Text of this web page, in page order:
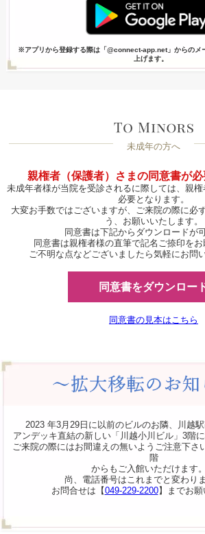
※アプリから登録する際は「@connect-app.net」からのメ
上げます。
未成年の方へ
親権者（保護者）さまの同意書が必
未成年者様が当院を受診されるに際しては、親
必要となります。
大変お手数ではございますが、ご来院の際に必
う、お願いいたします。
同意書は下記からダウンロードが
同意書は親権者様の直筆で記名ご捺印をお
ご不明な点などございましたら気軽にお問
同意書をダウンロー
同意書の見本はこちら
2023 年3月29日に以前のビルのお隣、川越
アンデッキ直結の新しい「川越小川ビル」3階
ご来院の際にはお間違えの無いようご注意下さ
階
からもご入館いただけます。
尚、電話番号はこれまでと変わり
お問合せは【049-229-2200】までお願